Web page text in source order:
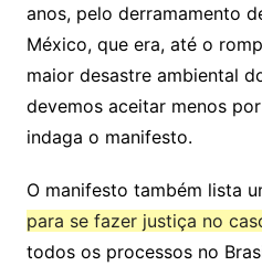
anos, pelo derramamento
México, que era, até o
maior desastre ambiental
devemos aceitar menos
indaga o manifesto.
O manifesto também lista
para se fazer justiça no
todos os processos no